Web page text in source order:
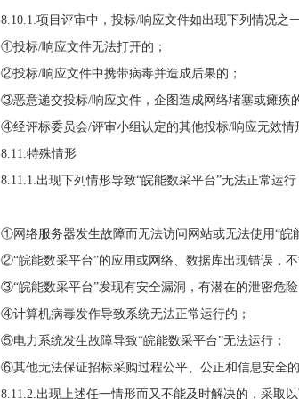
8.10.1.项目评审中，投标/响应文件如出现下列情况之
①投标/响应文件无法打开的；
②投标/响应文件中携带病毒并造成后果的；
③恶意递交投标/响应文件，企图造成网络堵塞或瘫痪
④经评标委员会/评审小组认定的其他投标/响应无效情
8.11.特殊情形
8.11.1.出现下列情形导致“皖能数采平台”无法正常运
①网络服务器发生故障而无法访问网站或无法使用“皖
②“皖能数采平台”的应用或网络、数据库出现错误，不
③“皖能数采平台”发现有安全漏洞，有潜在的泄密危险
④计算机病毒发作导致系统无法正常运行的；
⑤电力系统发生故障导致“皖能数采平台”无法运行；
⑥其他无法保证招标采购过程公平、公正和信息安全的
8.11.2.出现上述任一情形而又不能及时解决的，采取以